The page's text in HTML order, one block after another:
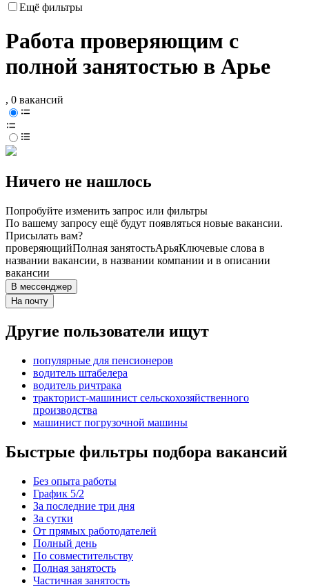
Ещё фильтры
Работа проверяющим с
полной занятостью в Арье
, 0 вакансий
Ничего не нашлось
Попробуйте изменить запрос или фильтры
По вашему запросу ещё будут появляться новые вакансии.
Присылать вам?
проверяющийПолная занятостьАрьяКлючевые слова в
названии вакансии, в названии компании и в описании
вакансии
В мессенджер
На почту
Другие пользователи ищут
популярные для пенсионеров
водитель штабелера
водитель ричтрака
тракторист-машинист сельскохозяйственного
производства
машинист погрузочной машины
Быстрые фильтры подбора вакансий
Без опыта работы
График 5/2
За последние три дня
За сутки
От прямых работодателей
Полный день
По совместительству
Полная занятость
Частичная занятость